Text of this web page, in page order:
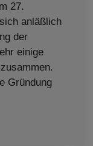
27.
anläßlich
der
einige
Gründung